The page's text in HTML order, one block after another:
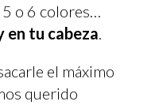
5 o 6 colores…
en tu cabeza.
el máximo
querido